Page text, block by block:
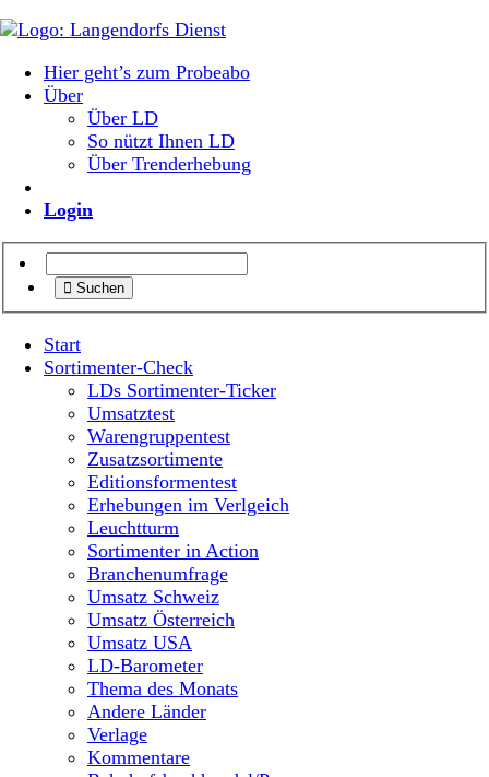
Hier geht’s zum Probeabo
Über
Über LD
So nützt Ihnen LD
Über Trenderhebung
Login
Suchen
Start
Sortimenter-Check
LDs Sortimenter-Ticker
Umsatztest
Warengruppentest
Zusatzsortimente
Editionsformentest
Erhebungen im Verlgeich
Leuchtturm
Sortimenter in Action
Branchenumfrage
Umsatz Schweiz
Umsatz Österreich
Umsatz USA
LD-Barometer
Thema des Monats
Andere Länder
Verlage
Kommentare